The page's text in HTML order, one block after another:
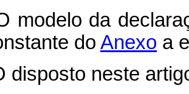
modelo da
do Anexo a
disposto neste